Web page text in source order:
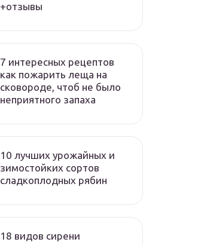
+отзывы
7 интересных рецептов
как пожарить леща на
сковороде, чтоб не было
неприятного запаха
10 лучших урожайных и
зимостойких сортов
сладкоплодных рябин
18 видов сирени